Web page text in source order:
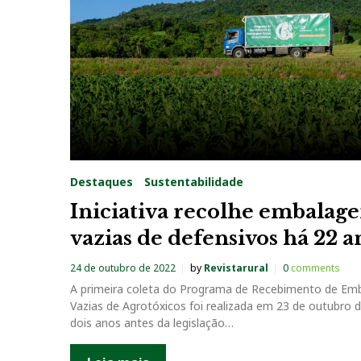
a
g
:
P
e
s
t
i
c
Destaques Sustentabilidade
Iniciativa recolhe
vazias de defensivos há 22
24 de outubro de 2022 by Revistarural 0comments
A primeira coleta do Programa de Recebimento de
Vazias de Agrotóxicos foi realizada em 23 de outubro
dois anos antes da legislação…